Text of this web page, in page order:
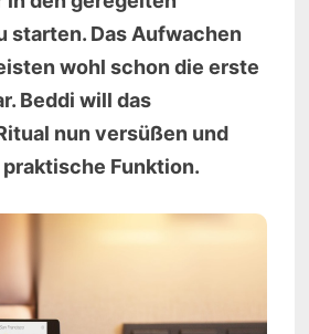
starten. Das Aufwachen
wohl schon die erste
Beddi will das
nun versüßen und
Funktion.